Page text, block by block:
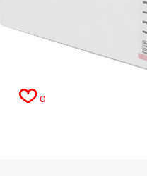
0